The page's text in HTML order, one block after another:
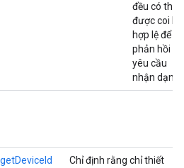
đều có thể
được coi là
hợp lệ để
phản hồi
yêu cầu
nhận dạng.
Chỉ định rằng chỉ thiết